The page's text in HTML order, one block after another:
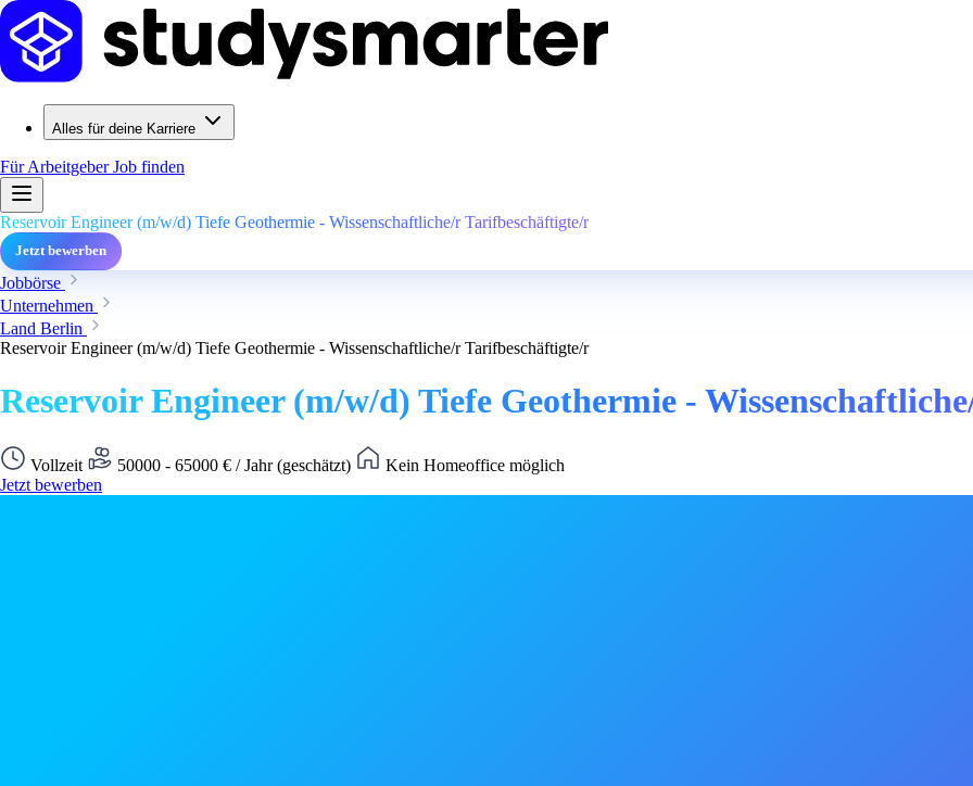
Alles für deine Karriere
Für ArbeitgeberJob finden
Reservoir Engineer (m/w/d) Tiefe Geothermie - Wissenschaftliche/r Tarifbeschäftigte/r
Jetzt bewerben
Jobbörse
Unternehmen
Land Berlin
Reservoir Engineer (m/w/d) Tiefe Geothermie - Wissenschaftliche/r Tarifbeschäftigte/r
Reservoir Engineer (m/w/d) Tiefe Geothermie -
Vollzeit 50000 - 65000 € / Jahr (geschätzt)
Kein Homeoffice möglich
Jetzt bewerben